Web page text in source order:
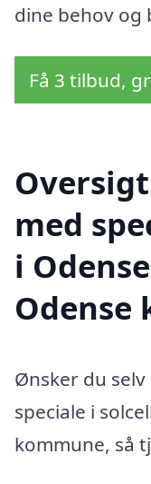
dine behov og
Få 3 tilbud,
med
i
Odense
Ønsker du
speciale i
kommune, så